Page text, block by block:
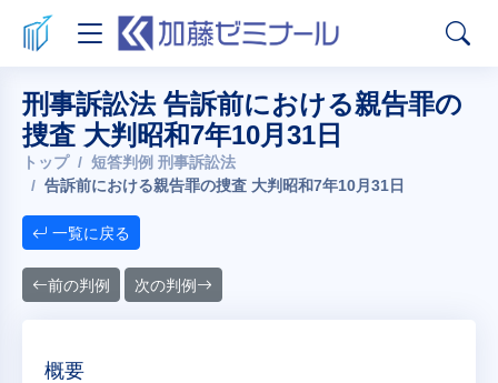
刑事訴訟法 告訴前における親告罪の
捜査 大判昭和7年10月31日
トップ
短答判例 刑事訴訟法
告訴前における親告罪の捜査 大判昭和7年10月31日
一覧に戻る
前の判例 次の判例
概要